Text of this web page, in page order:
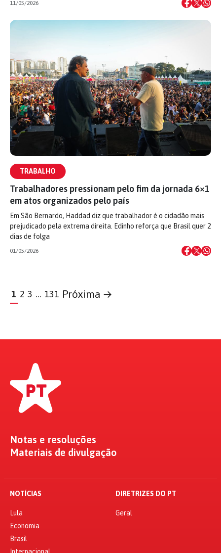
11/05/2026
TRABALHO
Trabalhadores pressionam pelo fim da jornada 6×1
em atos organizados pelo país
Em São Bernardo, Haddad diz que trabalhador é o cidadão mais
prejudicado pela extrema direita. Edinho reforça que Brasil quer 2
dias de folga
01/05/2026
1 2 3 … 131 Próxima →
Notas e resoluções
Materiais de divulgação
NOTÍCIAS
Lula
Economia
Brasil
DIRETRIZES DO PT
Geral